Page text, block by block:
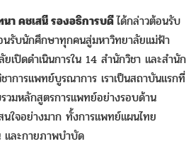
นา คชเสนี รองอธิการบดีได้กล่าวต้อนรับ
นรับนักศึกษาทุกคนสู่มหาวิทยาลัยแม่ฟ้า
เปิดดำเนินการใน 14 สำนักวิชา และสำนัก
าการแพทย์บูรณาการ เราเป็นสถาบันแรกที่
วมหลักสูตรการแพทย์อย่างรอบด้าน
ใจอย่างมาก ทั้งการแพทย์แผนไทย
ละกายภาพบำบัด